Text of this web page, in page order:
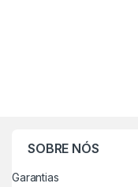
SOBRE NÓS
Garantias